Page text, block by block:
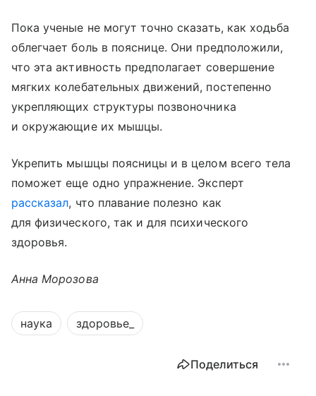
Пока ученые не могут точно сказать, как ходьба
облегчает боль в пояснице. Они предположили,
что эта активность предполагает совершение
мягких колебательных движений, постепенно
укрепляющих структуры позвоночника
и окружающие их мышцы.
Укрепить мышцы поясницы и в целом всего тела
поможет еще одно упражнение. Эксперт
рассказал, что плавание полезно как
для физического, так и для психического
здоровья.
Анна Морозова
наука здоровье_
Поделиться